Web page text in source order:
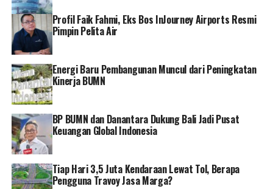
Langkah ini menjadi bagian dari strategi jangka panjang
untuk menjadikan Pelindo sebagai operator pelabuhan
berkelas global.
Pada akhir 2025, uji coba kontrol operasional jarak jauh
telah dilakukan di Pelabuhan Makassar dan Bitung
sebagai tahap awal implementasi.
Pelindo saat ini menguasai sekitar 95 persen pangsa
pasar peti kemas nasional. Sepanjang 2025, perusahaan
mencatat pertumbuhan trafik sebesar 6 persen,
mencakup aktivitas ekspor, impor, dan domestik.
Profil Faik Fahmi, Eks Bos InJourney Airports Resmi
Pimpin Pelita Air
Energi Baru Pembangunan Muncul dari Peningkatan
Kinerja BUMN
BP BUMN dan Danantara Dukung Bali Jadi Pusat
Keuangan Global Indonesia
Tiap Hari 3,5 Juta Kendaraan Lewat Tol, Berapa
Pengguna Travoy Jasa Marga?